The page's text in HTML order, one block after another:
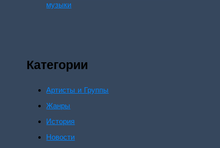
музыки
Категории
Артисты и Группы
Жанры
История
Новости